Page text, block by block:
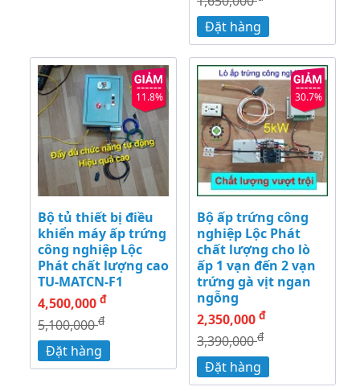
Đặt hàng
11.8%
Bộ tủ thiết bị điều
khiển máy ấp trứng
công nghiệp Lộc
Phát chất lượng cao
TU-MATCN-F1
4,500,000 đ
5,100,000đ
Đặt hàng
30.7%
Bộ ấp trứng công
nghiệp Lộc Phát
chất lượng cho lò
ấp 1 vạn đến 2 vạn
trứng gà vịt ngan
ngỗng
2,350,000 đ
3,390,000đ
Đặt hàng